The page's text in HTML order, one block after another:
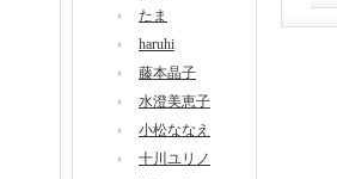
たま
haruhi
藤本晶子
水澄美恵子
小松ななえ
十川ユリノ